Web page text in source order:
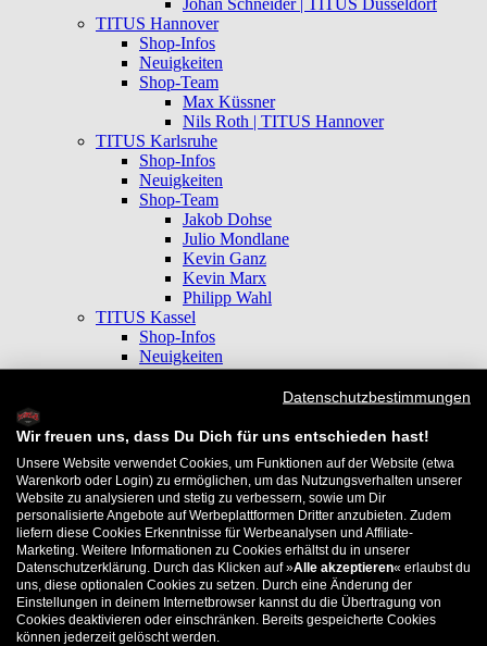
Johan Schneider | TITUS Düsseldorf
TITUS Hannover
Shop-Infos
Neuigkeiten
Shop-Team
Max Küssner
Nils Roth | TITUS Hannover
TITUS Karlsruhe
Shop-Infos
Neuigkeiten
Shop-Team
Jakob Dohse
Julio Mondlane
Kevin Ganz
Kevin Marx
Philipp Wahl
TITUS Kassel
Shop-Infos
Neuigkeiten
Shop-Team
Shop-Infos
Neuigkeiten
Shop-Team
David Wollmann
Marcel Weber
Tim Otto
TITUS Leipzig
Shop-Infos
Neuigkeiten
Shop-Team
Kilian Riedemann
Datenschutzbestimmungen
Wir freuen uns, dass Du Dich für uns entschieden hast!
Unsere Website verwendet Cookies, um Funktionen auf der Website (etwa
Warenkorb oder Login) zu ermöglichen, um das Nutzungsverhalten unserer
Website zu analysieren und stetig zu verbessern, sowie um Dir
personalisierte Angebote auf Werbeplattformen Dritter anzubieten. Zudem
liefern diese Cookies Erkenntnisse für Werbeanalysen und Affiliate-
Marketing. Weitere Informationen zu Cookies erhältst du in unserer
Datenschutzerklärung. Durch das Klicken auf »Alle akzeptieren« erlaubst du
uns, diese optionalen Cookies zu setzen. Durch eine Änderung der
Einstellungen in deinem Internetbrowser kannst du die Übertragung von
Cookies deaktivieren oder einschränken. Bereits gespeicherte Cookies
können jederzeit gelöscht werden.